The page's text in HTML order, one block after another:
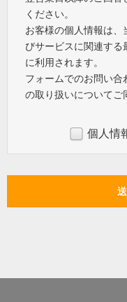
ください。
お客様の個人情報は、
びサービスに関連する
に利用されます。
フォームでのお問い合
の取り扱いについてご
個人情